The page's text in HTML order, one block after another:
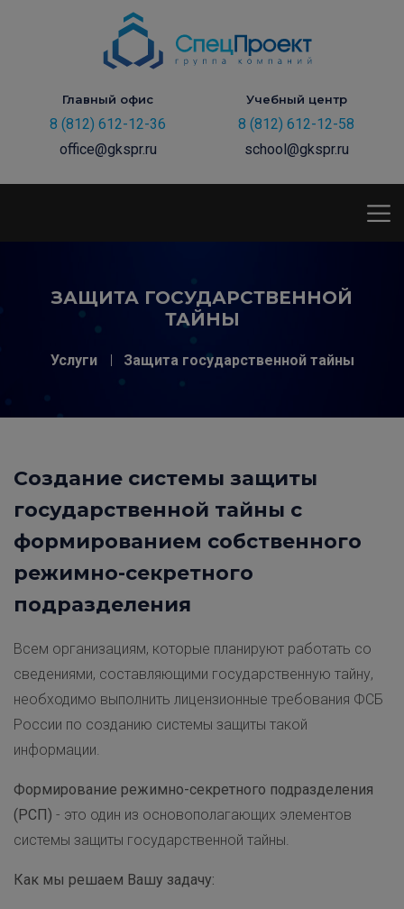
Главный офис
8 (812) 612-12-36
office@gkspr.ru
Учебный центр
8 (812) 612-12-58
school@gkspr.ru
ЗАЩИТА ГОСУДАРСТВЕННОЙ
ТАЙНЫ
Услуги Защита государственной тайны
Создание системы защиты
государственной тайны с
формированием собственного
режимно-секретного
подразделения
Всем организациям, которые планируют работать со
сведениями, составляющими государственную тайну,
необходимо выполнить лицензионные требования ФСБ
России по созданию системы защиты такой
информации.
Формирование режимно-секретного подразделения
(РСП) - это один из основополагающих элементов
системы защиты государственной тайны.
Как мы решаем Вашу задачу: